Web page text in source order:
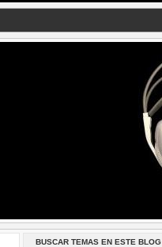
BUSCAR TEMAS EN ESTE BLOG